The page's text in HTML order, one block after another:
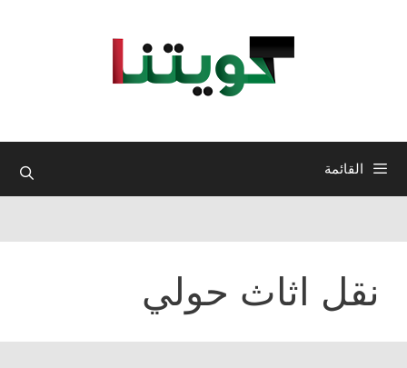
القائمة
نقل اثاث حولي